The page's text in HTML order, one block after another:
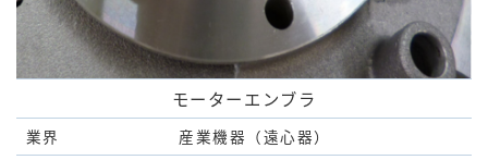
モーターエンブラ
業界
産業機器（遠心器）